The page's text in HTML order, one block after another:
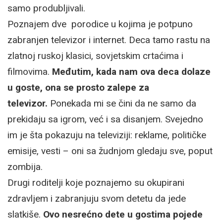
samo produbljivali.
Poznajem dve porodice u kojima je potpuno
zabranjen televizor i internet. Deca tamo rastu na
zlatnoj ruskoj klasici, sovjetskim crtaćima i
filmovima. Međutim, kada nam ova deca dolaze
u goste, ona se prosto zalepe za
televizor. Ponekada mi se čini da ne samo da
prekidaju sa igrom, već i sa disanjem. Svejedno
im je šta pokazuju na televiziji: reklame, političke
emisije, vesti – oni sa žudnjom gledaju sve, poput
zombija.
Drugi roditelji koje poznajemo su okupirani
zdravljem i zabranjuju svom detetu da jede
slatkiše. Ovo nesrećno dete u gostima pojede